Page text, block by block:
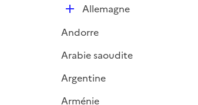
p
l
i
e
D
p
l
e
Allemagne
Andorre
Arabie saoudite
Argentine
Arménie